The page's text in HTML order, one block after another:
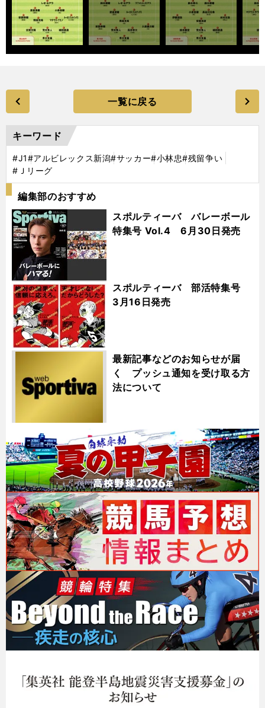
一覧に戻る
キーワード
#J1#アルビレックス新潟#サッカー#小林忠#残留争い
#Ｊリーグ
編集部のおすすめ
スポルティーバ バレーボール
特集号 Vol.4 6月30日発売
スポルティーバ 部活特集号
3月16日発売
最新記事などのお知らせが届
く プッシュ通知を受け取る方
法について